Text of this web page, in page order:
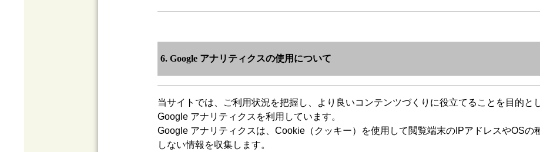
6. Google アナリティクスの使用について
当サイトでは、ご利用状況を把握し、より良いコンテンツづくりに役立てることを目的と
Google アナリティクスを利用しています。
Google アナリティクスは、Cookie（クッキー）を使用して閲覧端末のIPアドレスやOSの
しない情報を収集します。